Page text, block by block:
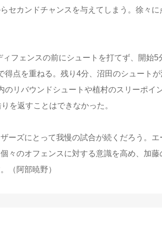
セカンドチャンスを与えてしまう。徐々に
フェンスの前にシュートを打てず、開始5
点を重ねる。残り4分、沼田のシュートが
リバウンドシュートや植村のスリーポイ
りを返すことはできなかった。
ーズにとって我慢の試合が続くだろう。エ
々のオフェンスに対する意識を高め、加藤
（阿部暁野）